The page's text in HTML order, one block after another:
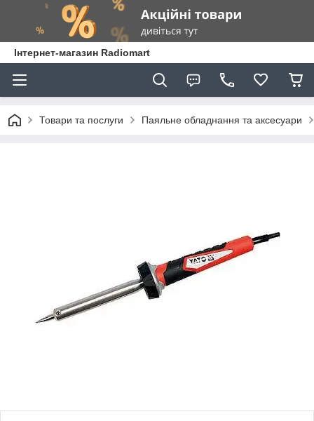
Інтернет-магазин Radiomart
Товари та послуги Паяльне обладнання та аксесуари